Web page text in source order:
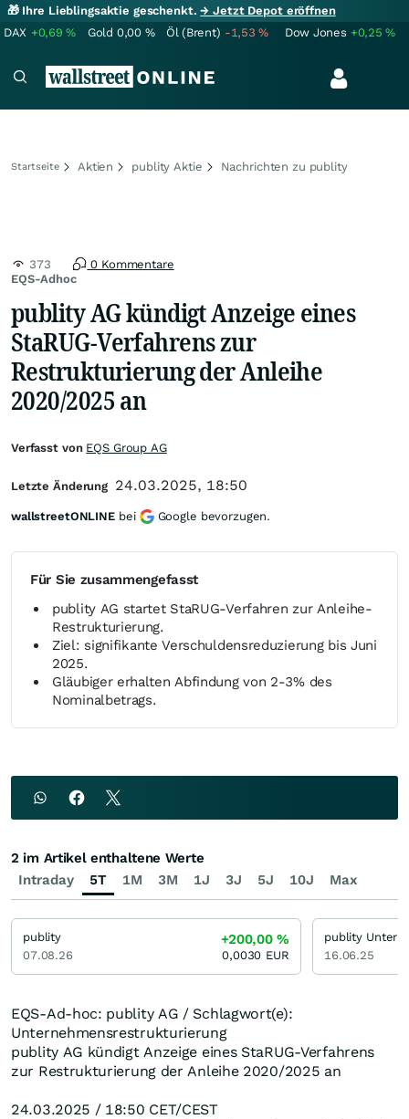
🎁 Ihre Lieblingsaktie geschenkt.→ Jetzt Depot eröffnen
DAX +0,69% Gold 0,00 % Öl (Brent) -1,53% Dow Jones +0,25%
Startseite Aktien publity Aktie Nachrichten zu publity
EQS-Adhoc
373 0 Kommentare
publity AG kündigt Anzeige eines
StaRUG-Verfahrens zur
Restrukturierung der Anleihe
2020/2025 an
Für Sie zusammengefasst
publity AG startet StaRUG-Verfahren zur Anleihe-
Restrukturierung.
Ziel: signifikante Verschuldensreduzierung bis Juni
2025.
Gläubiger erhalten Abfindung von 2-3% des
Nominalbetrags.
EQS-Ad-hoc: publity AG / Schlagwort(e):
Unternehmensrestrukturierung
publity AG kündigt Anzeige eines StaRUG-Verfahrens
zur Restrukturierung der Anleihe 2020/2025 an
24.03.2025 / 18:50 CET/CEST
Verfasst von EQS Group AG
Letzte Änderung 24.03.2025, 18:50
wallstreetONLINE bei Google bevorzugen.
Intraday 5T 1M 3M 1J 3J 5J 10J Max
2 im Artikel enthaltene Werte
publity
07.08.26
+200,00%
0,0030 EUR 16.06.25